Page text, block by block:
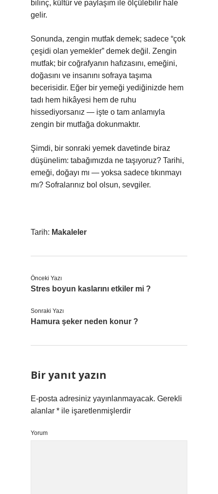
bilinç, kültür ve paylaşım ile ölçülebilir hale
gelir.
Sonunda, zengin mutfak demek; sadece “çok
çeşidi olan yemekler” demek değil. Zengin
mutfak; bir coğrafyanın hafızasını, emeğini,
doğasını ve insanını sofraya taşıma
becerisidir. Eğer bir yemeği yediğinizde hem
tadı hem hikâyesi hem de ruhu
hissediyorsanız — işte o tam anlamıyla
zengin bir mutfağa dokunmaktır.
Şimdi, bir sonraki yemek davetinde biraz
düşünelim: tabağımızda ne taşıyoruz? Tarihi,
emeği, doğayı mı — yoksa sadece tıkınmayı
mı? Sofralarınız bol olsun, sevgiler.
Tarih: Makaleler
Önceki Yazı
Stres boyun kaslarını etkiler mi ?
Sonraki Yazı
Hamura şeker neden konur ?
Bir yanıt yazın
E-posta adresiniz yayınlanmayacak. Gerekli
alanlar * ile işaretlenmişlerdir
Yorum